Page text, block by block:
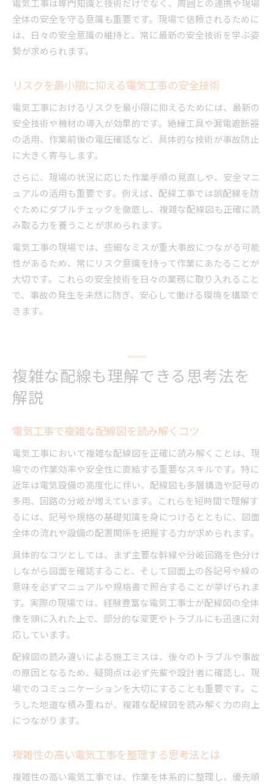
電気工事は専門知識と技術だけでなく、周囲との連携や現場
全体の安全を守る意識も重要です。現場で信頼されるために
は、日々の安全意識の維持と、常に最新の安全技術を学ぶ姿
勢が求められます。
リスクを最小限に抑える電気工事の安全技術
電気工事におけるリスクを最小限に抑えるためには、最新の
安全技術や機材の導入が効果的です。絶縁工具や漏電遮断器
の活用、作業前後の電圧確認など、具体的な技術が事故防止
に大きく寄与します。
さらに、現場の状況に応じた作業手順の見直しや、安全マニ
ュアルの活用も重要です。例えば、配線工事では誤配線を防
ぐためにダブルチェックを徹底し、複雑な配線図も正確に読
み取る力を養うことが求められます。
電気工事の現場では、些細なミスが重大事故につながる可能
性があるため、常にリスク意識を持って作業にあたることが
大切です。これらの安全技術を日々の業務に取り入れること
で、事故の発生を未然に防ぎ、安心して働ける環境を構築で
きます。
複雑な配線も理解できる思考法を
解説
電気工事で複雑な配線図を読み解くコツ
電気工事において複雑な配線図を正確に読み解くことは、現
場での作業効率や安全性に直結する重要なスキルです。特に
近年は電気設備の高度化に伴い、配線図も多層構造や記号の
多用、回路の分岐が増えています。これらを短時間で理解す
るには、記号や規格の基礎知識を身につけるとともに、図面
全体の流れや設備の配置関係を把握する力が求められます。
具体的なコツとしては、まず主要な幹線や分岐回路を色分け
しながら図面を確認すること、そして図面上の各記号や線の
意味を必ずマニュアルや規格書で照合することが挙げられま
す。実際の現場では、経験豊富な電気工事士が配線図の全体
像を頭に入れた上で、部分的な変更やトラブルにも迅速に対
応しています。
配線図の読み違いによる施工ミスは、後々のトラブルや事故
の原因となるため、疑問点は必ず先輩や設計者に確認し、現
場でのコミュニケーションを大切にすることも重要です。こ
うした地道な積み重ねが、複雑な配線図を読み解く力の向上
につながります。
複雑性の高い電気工事を整理する思考法とは
複雑性の高い電気工事では、作業を体系的に整理し、優先順